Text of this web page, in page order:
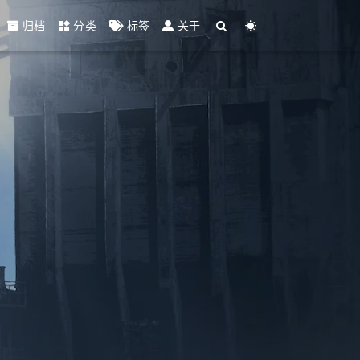
归档 分类 标签 关于